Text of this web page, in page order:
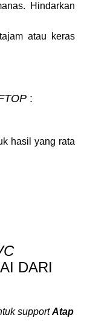
Hindarkan
atau keras
:
hasil yang rata
DARI
support Atap